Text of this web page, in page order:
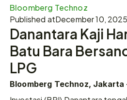
Bloomberg Technoz
Published atDecember 10,
Danantara Kaji
Batu Bara
LPG
Bloomberg Technoz, Jakarta